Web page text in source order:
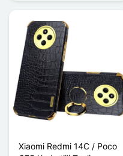
Xiaomi Redmi 14C / Poco